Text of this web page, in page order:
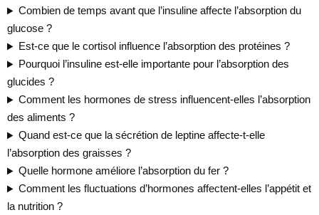
Combien de temps avant que l’insuline affecte l’absorption du
glucose ?
Est-ce que le cortisol influence l’absorption des protéines ?
Pourquoi l’insuline est-elle importante pour l’absorption des
glucides ?
Comment les hormones de stress influencent-elles l’absorption
des aliments ?
Quand est-ce que la sécrétion de leptine affecte-t-elle
l’absorption des graisses ?
Quelle hormone améliore l’absorption du fer ?
Comment les fluctuations d’hormones affectent-elles l’appétit et
la nutrition ?